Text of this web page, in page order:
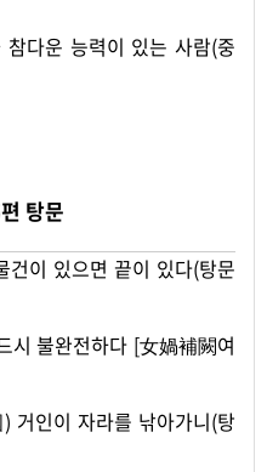
다운 능력이 있는 사람(중
탕문
이 있으면 끝이 있다(탕문
시 불완전하다 [女媧補闕여
인이 자라를 낚아가니(탕